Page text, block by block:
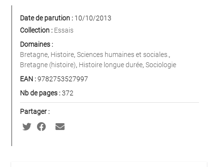
Date de parution : 10/10/2013
Collection : Essais
Domaines :
Bretagne, Histoire, Sciences humaines et sociales.,
Bretagne (histoire), Histoire longue durée, Sociologie
EAN :9782753527997
Nb de pages :372
Partager :